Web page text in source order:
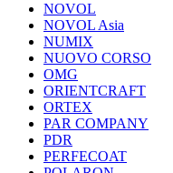
NOVOL
NOVOL Asia
NUMIX
NUOVO CORSO
OMG
ORIENTCRAFT
ORTEX
PAR COMPANY
PDR
PERFECOAT